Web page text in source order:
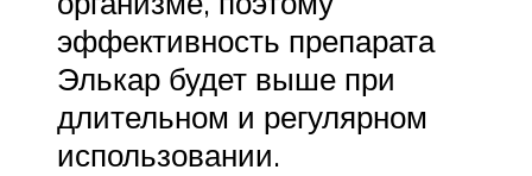
эффективность препарата
Элькар будет выше при
длительном и регулярном
использовании.